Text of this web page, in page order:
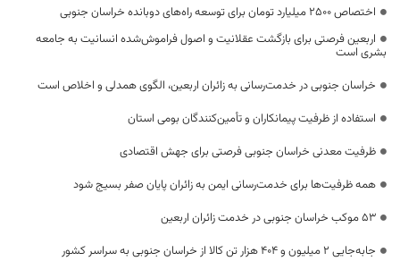
اختصاص 2500 میلیارد تومان برای توسعه راه‌های دوبانده خراسان جنوبی
اربعین فرصتی برای بازگشت عقلانیت و اصول فراموش‌شده انسانیت به جامعه
بشری است
خراسان جنوبی در خدمت‌رسانی به زائران اربعین، الگوی همدلی و اخلاص است
استفاده از ظرفیت پیمانکاران و تأمین‌کنندگان بومی استان
ظرفیت معدنی خراسان جنوبی فرصتی برای جهش اقتصادی
همه ظرفیت‌ها برای خدمت‌رسانی ایمن به زائران پایان صفر بسیج شود
53 موکب خراسان جنوبی در خدمت زائران اربعین
جابه‌جایی 2 میلیون و 404 هزار تن کالا از خراسان جنوبی به سراسر کشور